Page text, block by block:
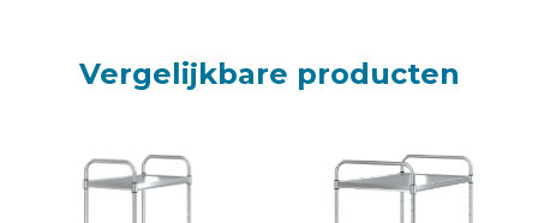
Vergelijkbare producten